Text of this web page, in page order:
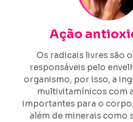
Ação
Os radicais livres são
responsáveis pelo
organismo, por isso, a
multivitamínicos com
importantes para o corpo,
além de minerais como